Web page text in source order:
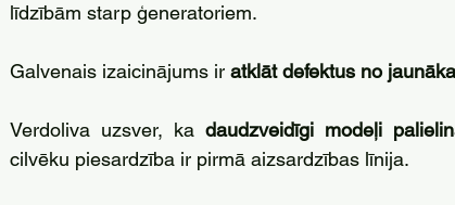
līdzībām starp ģeneratoriem.
Galvenais izaicinājums ir atklāt defektus no
Verdoliva uzsver, ka daudzveidīgi modeļi
cilvēku piesardzība ir pirmā aizsardzības līnija.